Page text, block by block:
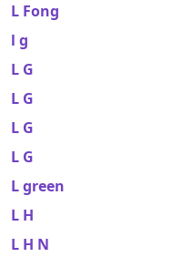
L Fong
l g
L G
L G
L G
L G
L green
L H
L H N